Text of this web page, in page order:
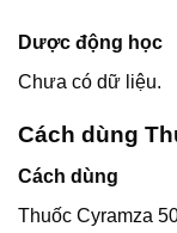
Dược động học
Chưa có dữ liệu.
Cách dùng
Cách dùng
Thuốc Cyramza